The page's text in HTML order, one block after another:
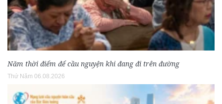
Năm thời điểm để cầu nguyện khi đang đi trên đường
Thứ Năm 06.08.2026